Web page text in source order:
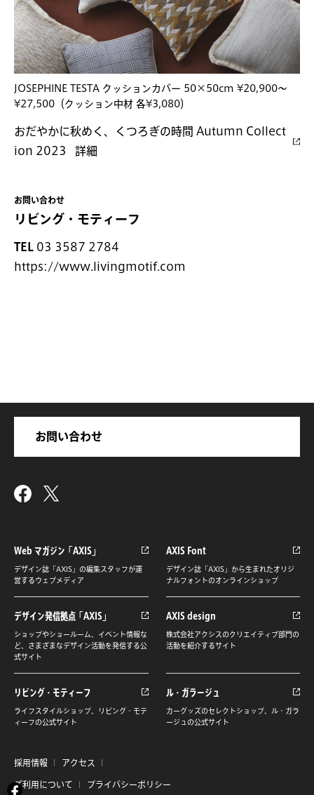
JOSEPHINE TESTA クッションカバー 50×50cm ¥20,900〜
¥27,500（クッション中材 各¥3,080）
おだやかに秋めく、くつろぎの時間 Autumn Collect
ion 2023 詳細
お問い合わせ
リビング・モティーフ
TEL 03 3587 2784
https://www.livingmotif.com
お問い合わせ
Web マガジン「AXIS」
デザイン誌「AXIS」の編集スタッフが運
営するウェブメディア
AXIS Font
デザイン誌「AXIS」から生まれたオリジ
ナルフォントのオンラインショップ
デザイン発信拠点「AXIS」
ショップやショールーム、イベント情報な
ど、さまざまなデザイン活動を発信する公
式サイト
AXIS design
株式会社アクシスのクリエイティブ部門の
活動を紹介するサイト
リビング・モティーフ
ライフスタイルショップ、リビング・モテ
ィーフの公式サイト
ル・ガラージュ
カーグッズのセレクトショップ、ル・ガラ
ージュの公式サイト
採用情報 アクセス
ご利用について プライバシーポリシー